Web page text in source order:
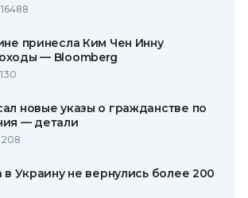
16488
принесла Ким Чен Инну
— Bloomberg
130
новые указы о гражданстве по
— детали
208
в Украину не вернулись более 200